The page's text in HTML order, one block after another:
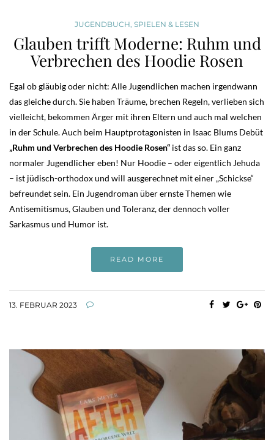
JUGENDBUCH SPIELEN & LESEN
Glauben trifft Moderne: Ruhm und
Verbrechen des Hoodie Rosen
Egal ob gläubig oder nicht: Alle Jugendlichen machen irgendwann
das gleiche durch. Sie haben Träume, brechen Regeln, verlieben sich
vielleicht, bekommen Ärger mit ihren Eltern und auch mal welchen
in der Schule. Auch beim Hauptprotagonisten in Isaac Blums Debüt
„Ruhm und Verbrechen des Hoodie Rosen“ ist das so. Ein ganz
normaler Jugendlicher eben! Nur Hoodie – oder eigentlich Jehuda
– ist jüdisch-orthodox und will ausgerechnet mit einer „Schickse“
befreundet sein. Ein Jugendroman über ernste Themen wie
Antisemitismus, Glauben und Toleranz, der dennoch voller
Sarkasmus und Humor ist.
READ MORE
13. FEBRUAR 2023